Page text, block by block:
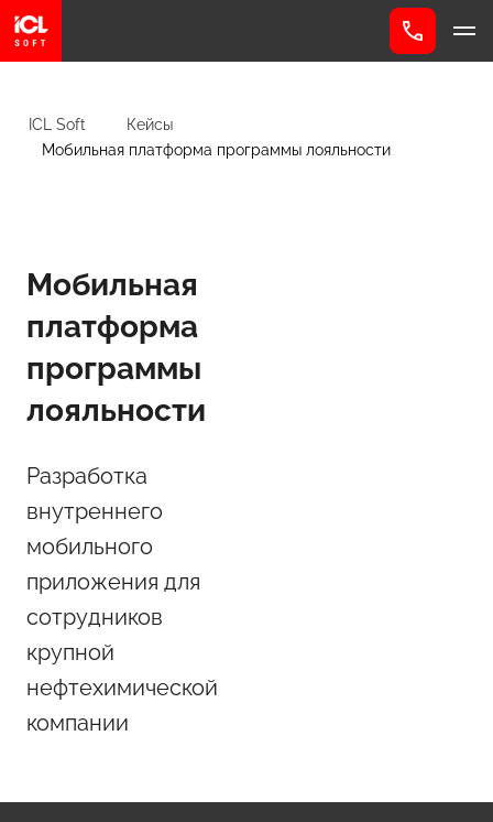
ICL Soft
Кейсы
Мобильная платформа программы лояльности
Мобильная
платформа
программы
лояльности
Разработка
внутреннего
мобильного
приложения для
сотрудников
крупной
нефтехимической
компании